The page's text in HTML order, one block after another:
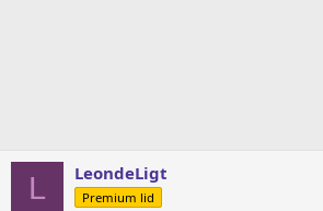
L LeondeLigt
Premium lid